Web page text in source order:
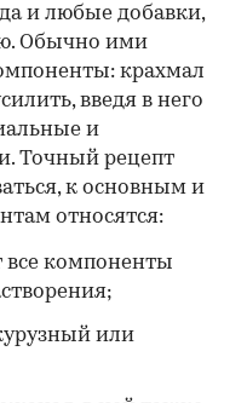
и любые добавки,
Обычно ими
крахмал
введя в него
и
Точный рецепт
к основным и
относятся:
компоненты
или